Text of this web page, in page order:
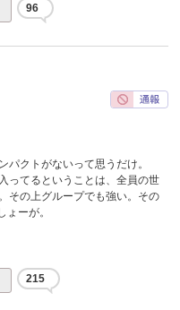
96
パクトがないって思うだけ。
ってるということは、全員の世
その上グループでも強い。その
ーが。
215